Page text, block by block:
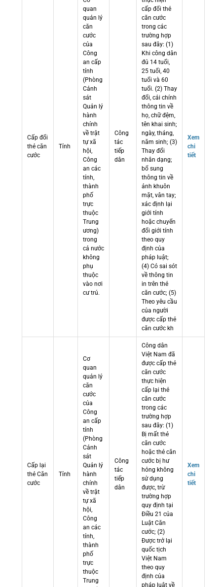
Cấp đổi
thẻ căn
cước
Tỉnh
quan
quản lý
căn
cước
của
Công
an cấp
tỉnh
(Phòng
Cảnh
sát
Quản lý
hành
chính
về trật
tự xã
hội,
Công
an các
tỉnh,
thành
phố
trực
thuộc
Trung
ương)
trong
cả nước
không
phụ
thuộc
vào nơi
cư trú.
Công
tác
tiếp
dân
cấp đổi thẻ
căn cước
trong các
trường hợp
sau đây: (1)
Khi công dân
đủ 14 tuổi,
25 tuổi, 40
tuổi và 60
tuổi. (2) Thay
đổi, cải chính
thông tin về
họ, chữ đệm,
tên khai sinh;
ngày, tháng,
năm sinh; (3)
Thay đổi
nhân dạng;
bổ sung
thông tin về
ảnh khuôn
mặt, vân tay;
xác định lại
giới tính
hoặc chuyển
đổi giới tính
theo quy
định của
pháp luật;
(4) Có sai sót
về thông tin
in trên thẻ
căn cước; (5)
Theo yêu cầu
của người
được cấp thẻ
căn cước kh
Xem
chi
tiết
Cấp lại
thẻ Căn
cước
Tỉnh
Cơ
quan
quản lý
căn
cước
của
Công
an cấp
tỉnh
(Phòng
Cảnh
sát
Quản lý
hành
chính
về trật
tự xã
hội,
Công
an các
tỉnh,
thành
phố
trực
thuộc
Trung
Công
tác
tiếp
dân
Công dân
Việt Nam đã
được cấp thẻ
căn cước
thực hiện
cấp lại thẻ
căn cước
trong các
trường hợp
sau đây: (1)
Bị mất thẻ
căn cước
hoặc thẻ căn
cước bị hư
hỏng không
sử dụng
được, trừ
trường hợp
quy định tại
Điều 21 của
Luật Căn
cước; (2)
Được trở lại
quốc tịch
Việt Nam
theo quy
định của
pháp luật về
Xem
chi
tiết